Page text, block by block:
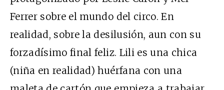
Ferrer sobre el mundo del circo. En
realidad, sobre la desilusión, aun con su
forzadísimo final feliz. Lili es una chica
(niña en realidad) huérfana con una